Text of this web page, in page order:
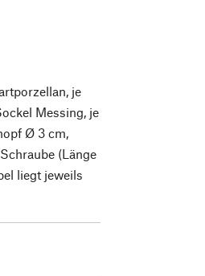
je
Messing, je
Ø 3 cm,
(Länge
liegt jeweils